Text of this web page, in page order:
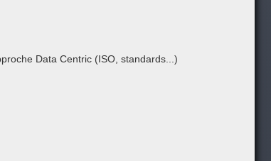
Data Centric (ISO, standards...)